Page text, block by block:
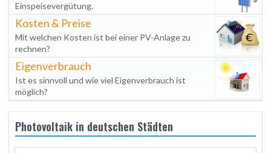
Einspeisevergütung.
Kosten & Preise
Mit welchen Kosten ist bei einer PV-Anlage zu
rechnen?
Eigenverbrauch
Ist es sinnvoll und wie viel Eigenverbrauch ist
möglich?
Photovoltaik in deutschen Städten